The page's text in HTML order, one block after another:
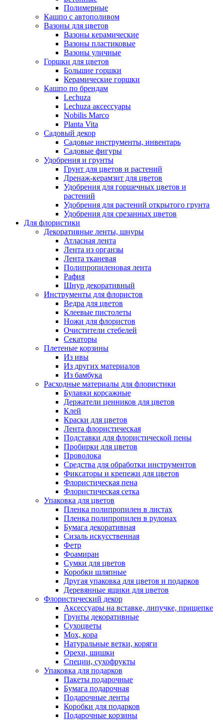
Полимерные
Кашпо с автополивом
Вазоны для цветов
Вазоны керамические
Вазоны пластиковые
Вазоны уличные
Горшки для цветов
Большие горшки
Керамические горшки
Кашпо по брендам
Lechuza
Lechuza аксессуары
Nobilis Marco
Planta Vita
Садовый декор
Садовые инструменты, инвентарь
Садовые фигуры
Удобрения и грунты
Грунт для цветов и растений
Дренаж-керамзит для цветов
Удобрения для горшечных цветов и
растений
Удобрения для растений открытого грунта
Удобрения для срезанных цветов
Для флористики
Декоративные ленты, шнуры
Атласная лента
Лента из органзы
Лента тканевая
Полипропиленовая лента
Рафия
Шнур декоративный
Инструменты для флористов
Ведра для цветов
Клеевые пистолеты
Ножи для флористов
Очистители стебелей
Секаторы
Плетеные корзины
Из ивы
Из других материалов
Из бамбука
Расходные материалы для флористики
Булавки корсажные
Держатели ценников для цветов
Клей
Краски для цветов
Лента флористическая
Подставки для флористической пены
Пробирки для цветов
Проволока
Средства для обработки инструментов
Фиксаторы и крепежи для цветов
Флористическая пена
Флористическая сетка
Упаковка для цветов
Пленка полипропилен в листах
Пленка полипропилен в рулонах
Бумага декоративная
Сизаль искусственная
Фетр
Фоамиран
Сумки для цветов
Коробки шляпные
Другая упаковка для цветов и подарков
Деревянные ящики для цветов
Флористический декор
Аксессуары на вставке, липучке, прищепке
Грунты декоративные
Сухоцветы
Мох, кора
Натуральные ветки, коряги
Орехи, шишки
Специи, сухофрукты
Упаковка для подарков
Пакеты подарочные
Бумага подарочная
Подарочные ленты
Коробки для подарков
Подарочные корзины